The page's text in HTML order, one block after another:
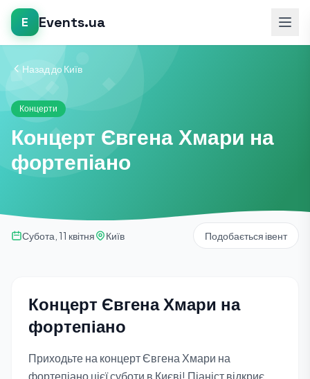
E Events.ua
Назад до Київ
Концерти
Концерт Євгена Хмари на
фортепіано
Субота, 11 квітня Київ Подобається івент
Концерт Євгена Хмари на
фортепіано
Приходьте на концерт Євгена Хмари на
фортепіано цієї суботи в Києві! Піаніст відкриє